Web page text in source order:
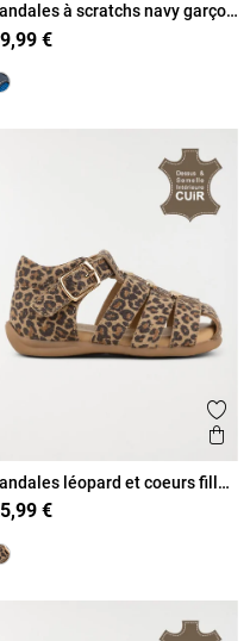
à scratchs navy garçon
23)€
aux favoris
rapide
léopard et coeurs fille
23)€